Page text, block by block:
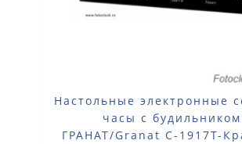
Настольные электронные
часы с будильником
ГРАНАТ/Granat С-1917T-